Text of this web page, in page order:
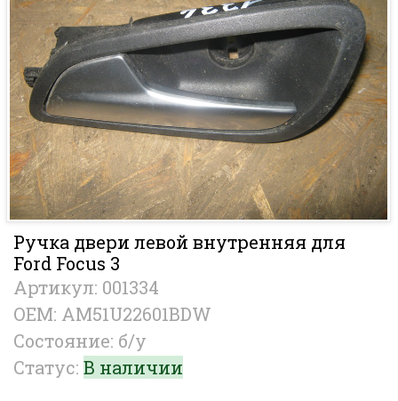
Ручка двери левой внутренняя для
Ford Focus 3
Артикул: 001334
OEM: AM51U22601BDW
Состояние: б/у
Статус: В наличии